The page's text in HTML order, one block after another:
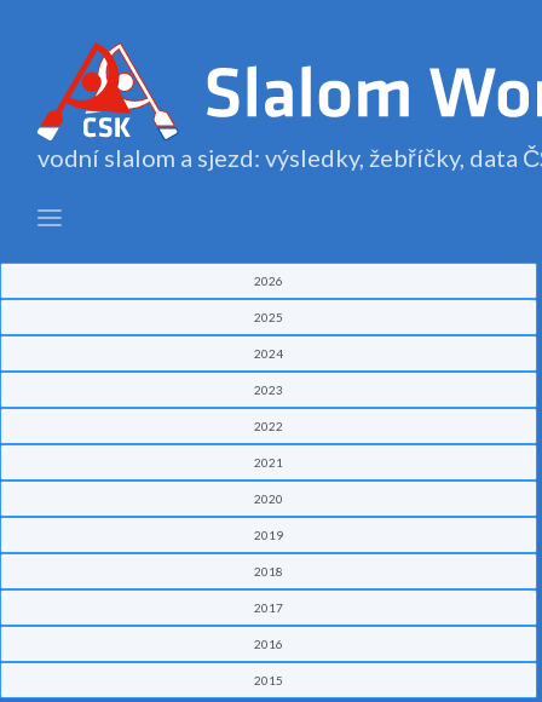
vodní slalom a sjezd: výsledky, žebříčky, data
2026
2025
2024
2023
2022
2021
2020
2019
2018
2017
2016
2015